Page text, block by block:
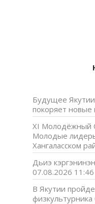
Будущее
покоряет
XI Молодёжный
Молодые
Хангаласском
Дьиэ
07.08.2026 11:46
В Якутии
физкультурника